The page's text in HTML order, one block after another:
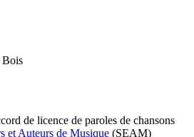
Bois
de licence de paroles de chansons
et Auteurs de Musique (SEAM)